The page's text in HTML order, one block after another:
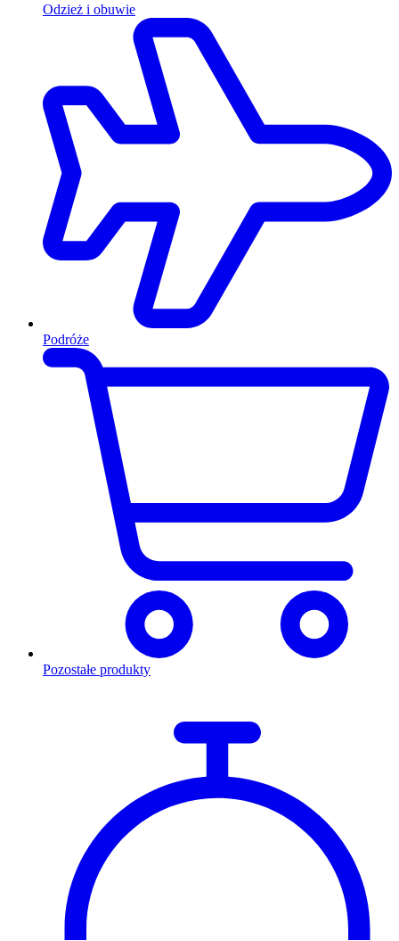
Odzież i obuwie
Podróże
Pozostałe produkty